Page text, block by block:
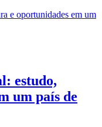
estudo,
um país de